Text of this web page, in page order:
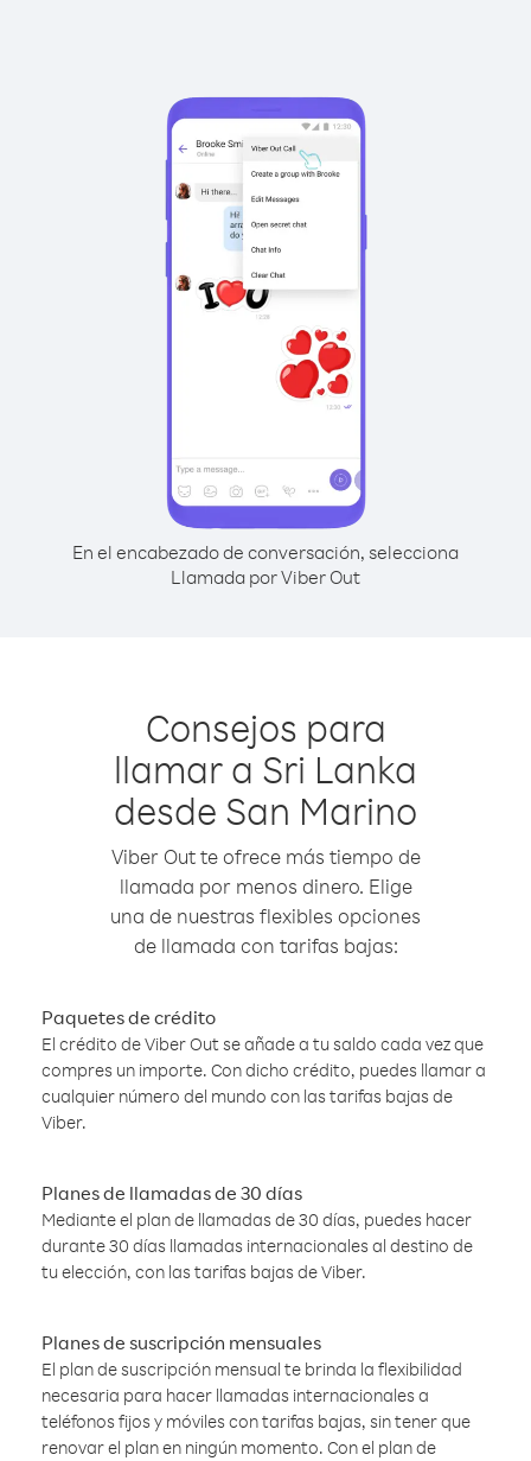
En el encabezado de conversación, selecciona
Llamada por Viber Out
Consejos para
llamar a Sri Lanka
desde San Marino
Viber Out te ofrece más tiempo de
llamada por menos dinero. Elige
una de nuestras flexibles opciones
de llamada con tarifas bajas:
Paquetes de crédito
El crédito de Viber Out se añade a tu saldo cada vez que
compres un importe. Con dicho crédito, puedes llamar a
cualquier número del mundo con las tarifas bajas de
Viber.
Planes de llamadas de 30 días
Mediante el plan de llamadas de 30 días, puedes hacer
durante 30 días llamadas internacionales al destino de
tu elección, con las tarifas bajas de Viber.
Planes de suscripción mensuales
El plan de suscripción mensual te brinda la flexibilidad
necesaria para hacer llamadas internacionales a
teléfonos fijos y móviles con tarifas bajas, sin tener que
renovar el plan en ningún momento. Con el plan de